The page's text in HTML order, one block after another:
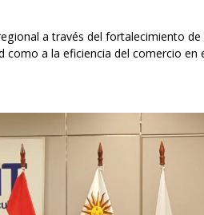
a través del fortalecimiento
a la eficiencia del comercio en